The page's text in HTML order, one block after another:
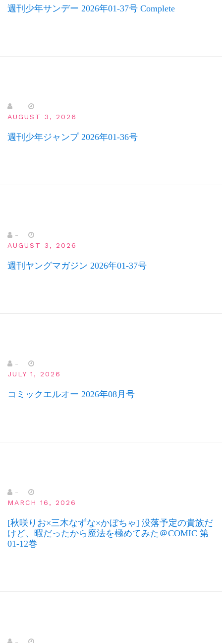
週刊少年サンデー 2026年01-37号 Complete
-
AUGUST 3, 2026
週刊少年ジャンプ 2026年01-36号
-
AUGUST 3, 2026
週刊ヤングマガジン 2026年01-37号
-
JULY 1, 2026
コミックエルオー 2026年08月号
-
MARCH 16, 2026
[秋咲りお×三木なずな×かぼちゃ] 没落予定の貴族だ
けど、暇だったから魔法を極めてみた＠COMIC 第
01-12巻